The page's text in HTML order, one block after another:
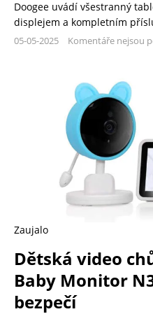
Doogee uvádí všestranný
displejem a kompletním
05-05-2025 Komentáře nejsou
Zaujalo
Dětská video
Baby Monitor
bezpečí